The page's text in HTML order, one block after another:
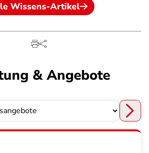
Wissens-Artikel
& Angebote